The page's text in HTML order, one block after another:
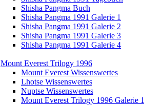
Shisha Pangma Buch
Shisha Pangma 1991 Galerie 1
Shisha Pangma 1991 Galerie 2
Shisha Pangma 1991 Galerie 3
Shisha Pangma 1991 Galerie 4
Mount Everest Trilogy 1996
Mount Everest Wissenswertes
Lhotse Wissenswertes
Nuptse Wissenswertes
Mount Everest Trilogy 1996 Galerie 1